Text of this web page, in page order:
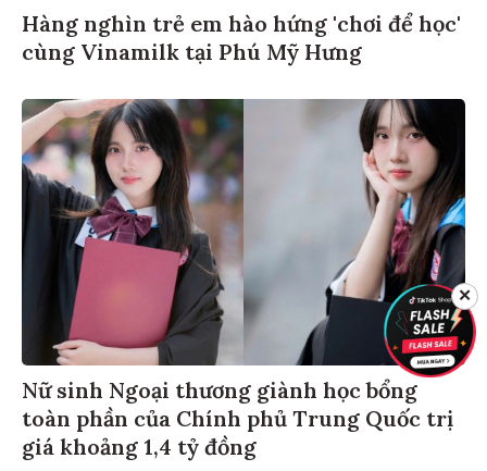
Hàng nghìn trẻ em hào hứng 'chơi để học'
cùng Vinamilk tại Phú Mỹ Hưng
Nữ sinh Ngoại thương giành học bổng
toàn phần của Chính phủ Trung Quốc trị
giá khoảng 1,4 tỷ đồng
✕